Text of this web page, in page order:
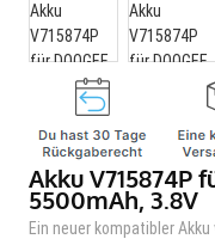
Akku V715874P
5500mAh, 3.8V
Ein neuer kompatibler Akku